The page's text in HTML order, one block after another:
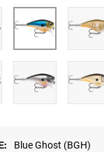
Blue Ghost (BGH)